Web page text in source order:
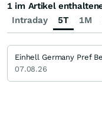
Intraday 5T 1M
1 im Artikel
07.08.26